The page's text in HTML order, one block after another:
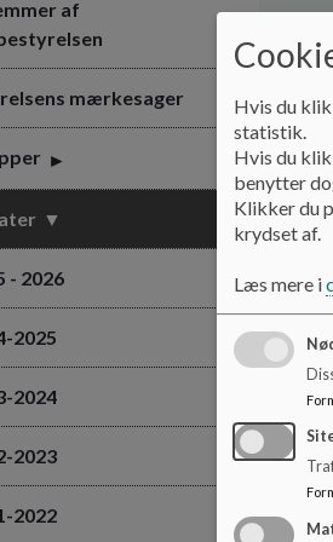
af
mærkesager
- 2026
2025
2024
2023
2022
Hvis du
statistik.
Hvis du
benytter
Klikker du
krydset af.
Læs mere i